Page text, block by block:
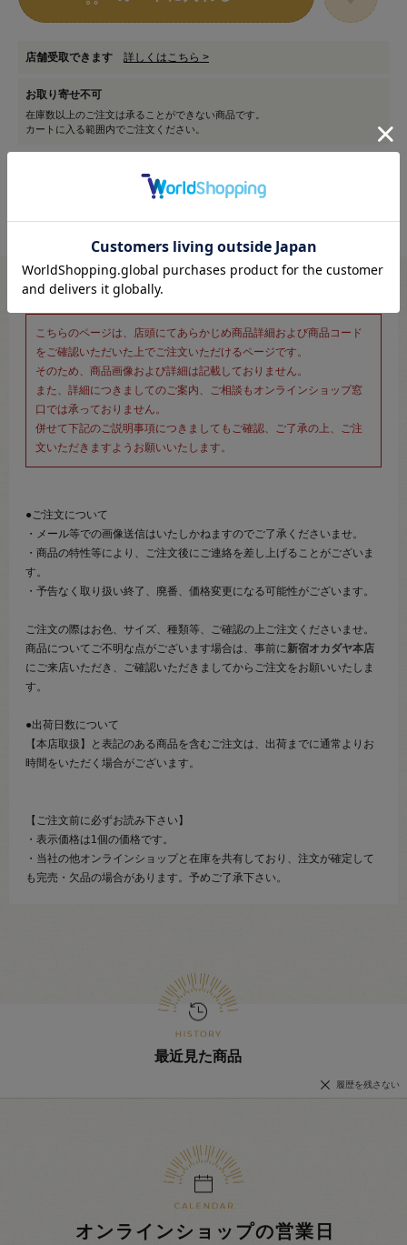
店舗受取できます 詳しくはこちら >
お取り寄せ不可
在庫数以上のご注文は承ることができない商品です。
カートに入る範囲内でご注文ください。
※新宿オカダヤ本店お取り扱い商品のご注文専用ページです※
こちらのページは、店頭にてあらかじめ商品詳細および商品コード
をご確認いただいた上でご注文いただけるページです。
そのため、商品画像および詳細は記載しておりません。
また、詳細につきましてのご案内、ご相談もオンラインショップ窓
口では承っておりません。
併せて下記のご説明事項につきましてもご確認、ご了承の上、ご注
文いただきますようお願いいたします。
●ご注文について
・メール等での画像送信はいたしかねますのでご了承くださいませ。
・商品の特性等により、ご注文後にご連絡を差し上げることがございま
す。
・予告なく取り扱い終了、廃番、価格変更になる可能性がございます。
ご注文の際はお色、サイズ、種類等、ご確認の上ご注文くださいませ。
商品についてご不明な点がございます場合は、事前に新宿オカダヤ本店
にご来店いただき、ご確認いただきましてからご注文をお願いいたしま
す。
●出荷日数について
【本店取扱】と表記のある商品を含むご注文は、出荷までに通常よりお
時間をいただく場合がございます。
【ご注文前に必ずお読み下さい】
・表示価格は1個の価格です。
・当社の他オンラインショップと在庫を共有しており、注文が確定して
も完売・欠品の場合があります。予めご了承下さい。
最近見た商品
履歴を残さない
オンラインショップの営業日